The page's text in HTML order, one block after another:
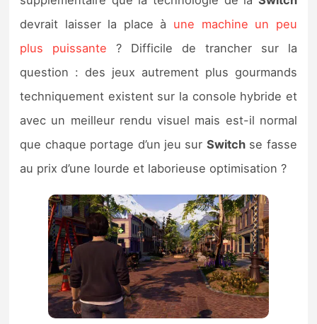
devrait laisser la place à une machine un peu
plus puissante ? Difficile de trancher sur la
question : des jeux autrement plus gourmands
techniquement existent sur la console hybride et
avec un meilleur rendu visuel mais est-il normal
que chaque portage d’un jeu sur Switchse fasse
au prix d’une lourde et laborieuse optimisation ?